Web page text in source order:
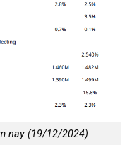
nay (19/12/2024)